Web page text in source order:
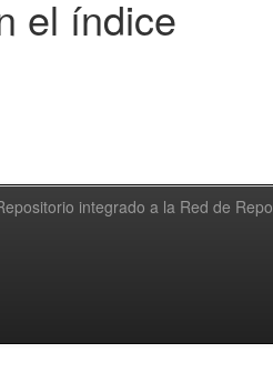
el índice
integrado a la Red de